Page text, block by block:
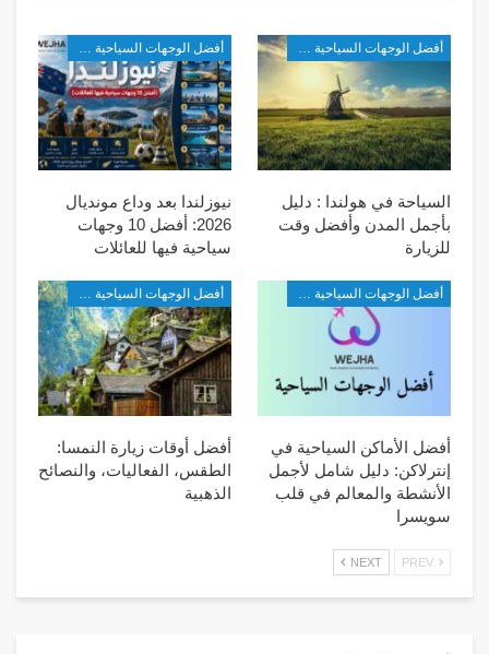
أفضل الوجهات السياحية في أوروبا
السياحة في هولندا : دليل
بأجمل المدن وأفضل وقت
للزيارة
أفضل الوجهات السياحية في أوروبا
نيوزلندا بعد وداع مونديال
2026: أفضل 10 وجهات
سياحية فيها للعائلات
أفضل الأماكن السياحية في
إنترلاكن: دليل شامل لأجمل
الأنشطة والمعالم في قلب
سويسرا
أفضل أوقات زيارة النمسا:
الطقس، الفعاليات، والنصائح
الذهبية
NEXT